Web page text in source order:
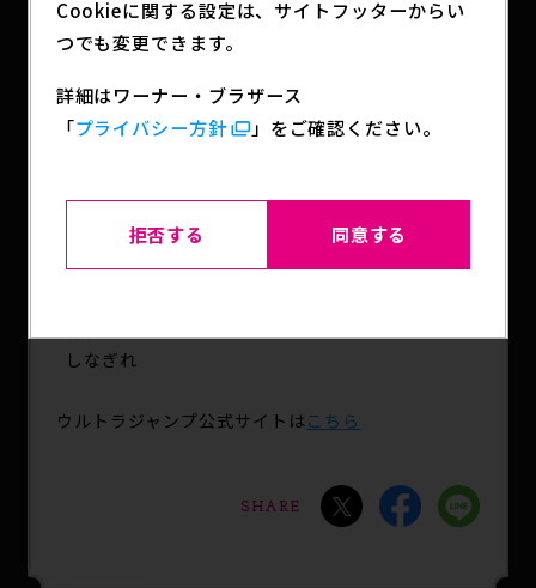
◆センターカラー：
『魔高校生ビーティ―』
原作：西尾維新
作画：出水ぽすか
シマ・シンヤ
『女装男子はスカートを脱ぎたい！』
しなぎれ
ウルトラジャンプ公式サイトはこちら
SHARE
Cookieに関する設定は、サイトフッターからい
つでも変更できます。
詳細はワーナー・ブラザース
「プライバシー方針 」をご確認ください。
拒否する 同意する